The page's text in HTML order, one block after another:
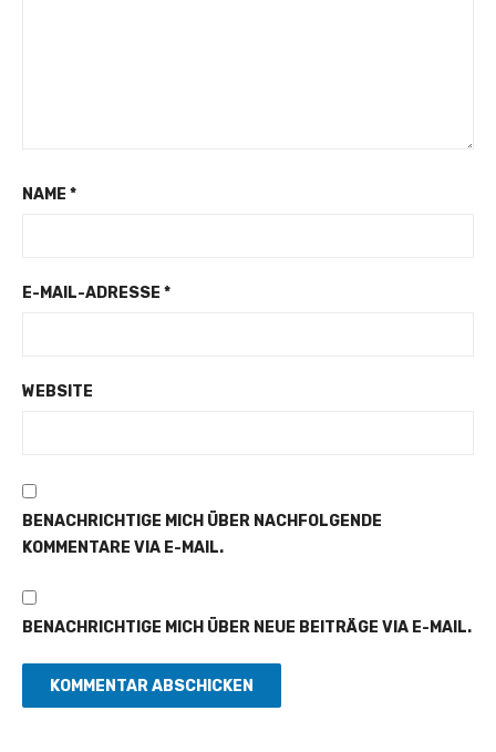
NAME *
E-MAIL-ADRESSE *
WEBSITE
BENACHRICHTIGE MICH ÜBER NACHFOLGENDE
KOMMENTARE VIA E-MAIL.
BENACHRICHTIGE MICH ÜBER NEUE BEITRÄGE VIA E-MAIL.